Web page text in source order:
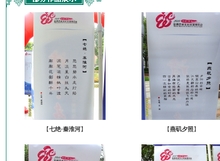
【七绝·秦淮河】 【燕矶夕照 】